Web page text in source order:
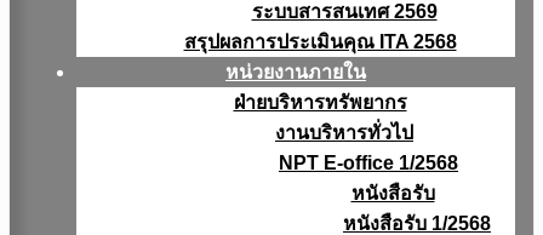
ระบบสารสนเทศ 2569
สรุปผลการประเมินคุณ ITA 2568
หน่วยงานภายใน
ฝ่ายบริหารทรัพยากร
งานบริหารทั่วไป
NPT E-office 1/2568
หนังสือรับ
หนังสือรับ 1/2568